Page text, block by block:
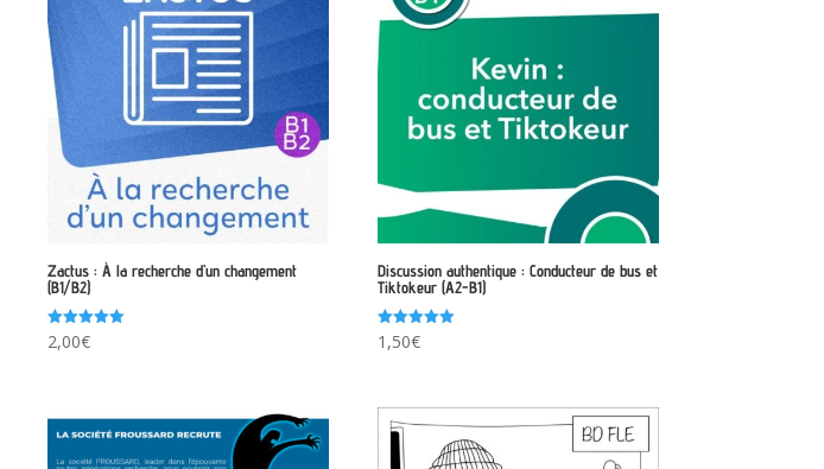
Zactus : À la recherche d’un changement
(B1/B2)
Note
5.00
2,00€
Discussion authentique : Conducteur de bus et
Tiktokeur (A2-B1)
Note
5.00
1,50€